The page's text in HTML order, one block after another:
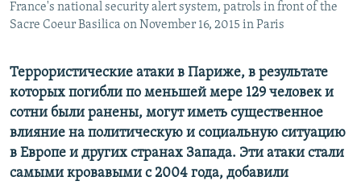
Все сайты RFE/RL
France's national security alert system, patrols in front of the
Sacre Coeur Basilica on November 16, 2015 in Paris
Террористические атаки в Париже, в результате
которых погибли по меньшей мере 129 человек и
сотни были ранены, могут иметь существенное
влияние на политическую и социальную ситуацию
в Европе и других странах Запада. Эти атаки стали
самыми кровавыми с 2004 года, добавили